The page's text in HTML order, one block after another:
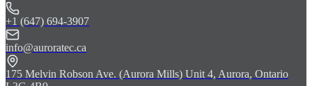
+1 (647) 694-3907
info@auroratec.ca
175 Melvin Robson Ave. (Aurora Mills) Unit 4, Aurora, Ontario